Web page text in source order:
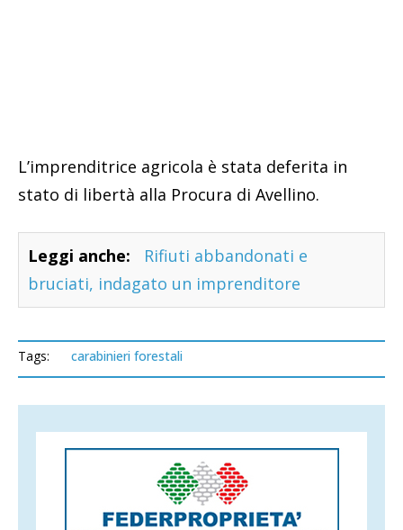
L’imprenditrice agricola è stata deferita in
stato di libertà alla Procura di Avellino.
Leggi anche:
Rifiuti abbandonati e
bruciati, indagato un imprenditore
Tags: carabinieri forestali